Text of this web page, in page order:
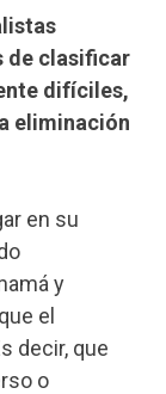
de clasificar
difíciles,
eliminación
en su
y
el
decir, que
o